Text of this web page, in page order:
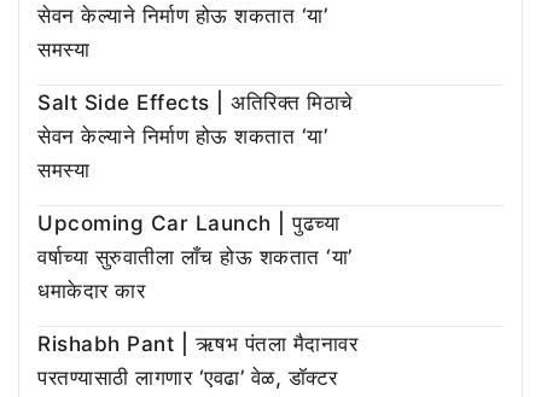
सेवन केल्याने निर्माण होऊ शकतात ‘या’
समस्या
Salt Side Effects | अतिरिक्त मिठाचे
सेवन केल्याने निर्माण होऊ शकतात ‘या’
समस्या
Upcoming Car Launch | पुढच्या
वर्षाच्या सुरुवातीला लाँच होऊ शकतात ‘या’
धमाकेदार कार
Rishabh Pant | ऋषभ पंतला मैदानावर
परतण्यासाठी लागणार ‘एवढा’ वेळ, डॉक्टर